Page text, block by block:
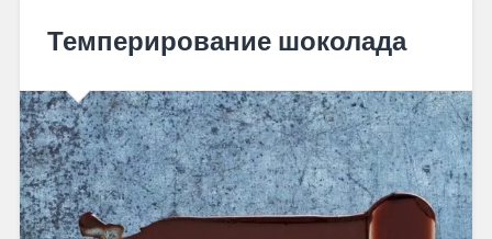
Темперирование шоколада